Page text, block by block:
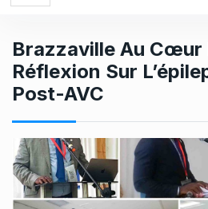
Brazzaville Au Cœur
Réflexion Sur
Post-AVC